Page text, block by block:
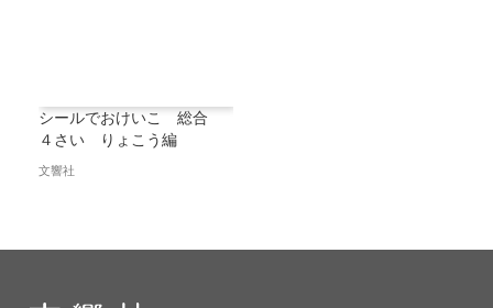
シールでおけいこ 総合
４さい りょこう編
文響社